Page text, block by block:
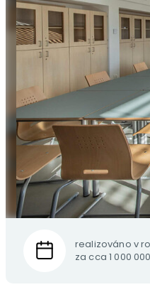
realizováno v
za cca 1 000